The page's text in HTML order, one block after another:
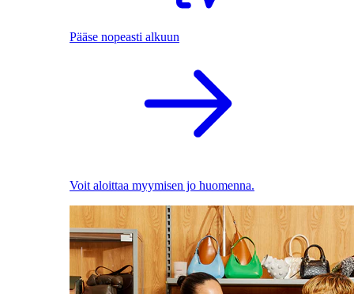
Pääse nopeasti alkuun
Voit aloittaa myymisen jo huomenna.